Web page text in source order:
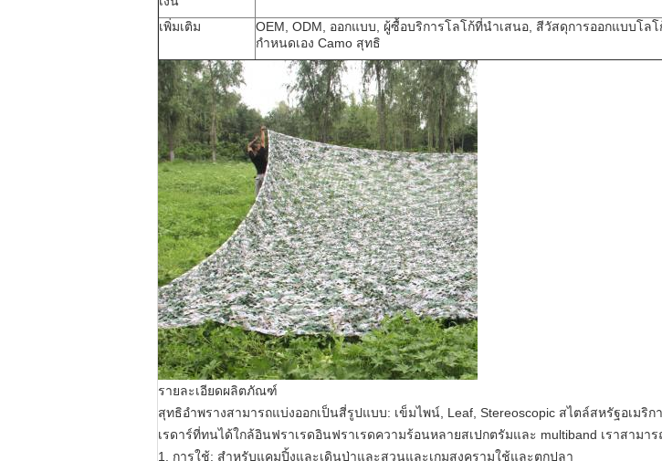
เพิ่มเติม
OEM, ODM, ออกแบบ, ผู้ซื้อบริการโลโก้ที่นำเสนอ, สีวัสดุการออกแบบโล
กำหนดเอง Camo สุทธิ
รายละเอียดผลิตภัณฑ์
สุทธิอำพรางสามารถแบ่งออกเป็นสี่รูปแบบ: เข็มไพน์, Leaf, Stereoscopic สไตล์สหรัฐอเมริก
เรดาร์ที่ทนได้ใกล้อินฟราเรดอินฟราเรดความร้อนหลายสเปกตรัมและ multiband เราสามา
1. การใช้: สำหรับแคมปิ้งและเดินป่าและสวนและเกมสงครามใช้และตกปลา